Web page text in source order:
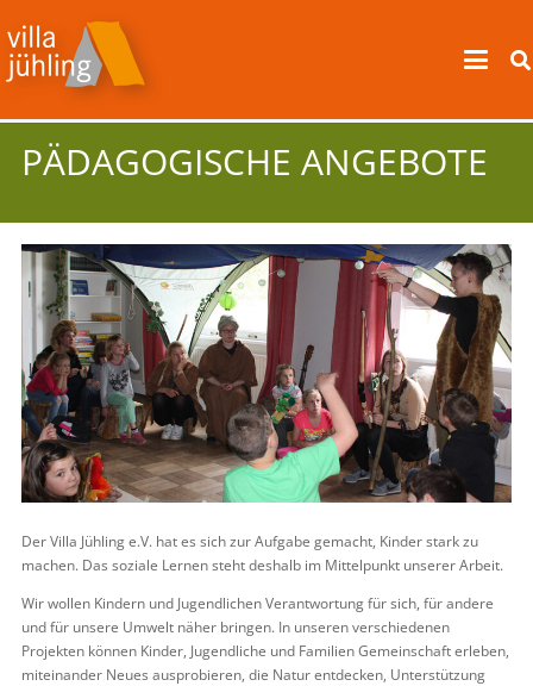
PÄDAGOGISCHE ANGEBOTE
Der Villa Jühling e.V. hat es sich zur Aufgabe gemacht, Kinder stark zu
machen. Das soziale Lernen steht deshalb im Mittelpunkt unserer Arbeit.
Wir wollen Kindern und Jugendlichen Verantwortung für sich, für andere
und für unsere Umwelt näher bringen. In unseren verschiedenen
Projekten können Kinder, Jugendliche und Familien Gemeinschaft erleben,
miteinander Neues ausprobieren, die Natur entdecken, Unterstützung